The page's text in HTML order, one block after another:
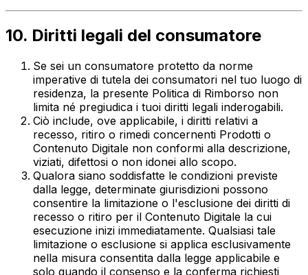
10. Diritti legali del consumatore
Se sei un consumatore protetto da norme
imperative di tutela dei consumatori nel tuo luogo di
residenza, la presente Politica di Rimborso non
limita né pregiudica i tuoi diritti legali inderogabili.
Ciò include, ove applicabile, i diritti relativi a
recesso, ritiro o rimedi concernenti Prodotti o
Contenuto Digitale non conformi alla descrizione,
viziati, difettosi o non idonei allo scopo.
Qualora siano soddisfatte le condizioni previste
dalla legge, determinate giurisdizioni possono
consentire la limitazione o l'esclusione dei diritti di
recesso o ritiro per il Contenuto Digitale la cui
esecuzione inizi immediatamente. Qualsiasi tale
limitazione o esclusione si applica esclusivamente
nella misura consentita dalla legge applicabile e
solo quando il consenso e la conferma richiesti